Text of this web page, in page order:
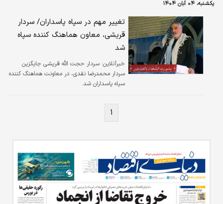
یکشنبه، ۰۴ آبان ۱۴۰۴
تغییر مهم در سپاه پاسداران/ سردار
قریشی، معاون هماهنگ کننده سپاه
شد
خبرآنلاین: سردار حجت الله قریشی جایگزین
سردار محمدرضا نقدی، در معاونت هماهنگ کننده
سپاه پاسداران شد.
۱